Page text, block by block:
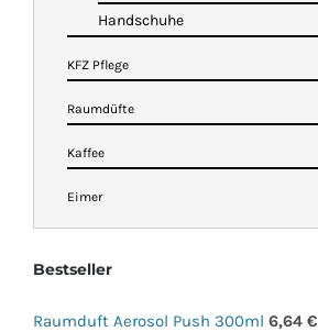
Handschuhe
KFZ Pflege
Raumdüfte
Kaffee
Eimer
Bestseller
Raumduft Aerosol Push 300ml 6,64 €